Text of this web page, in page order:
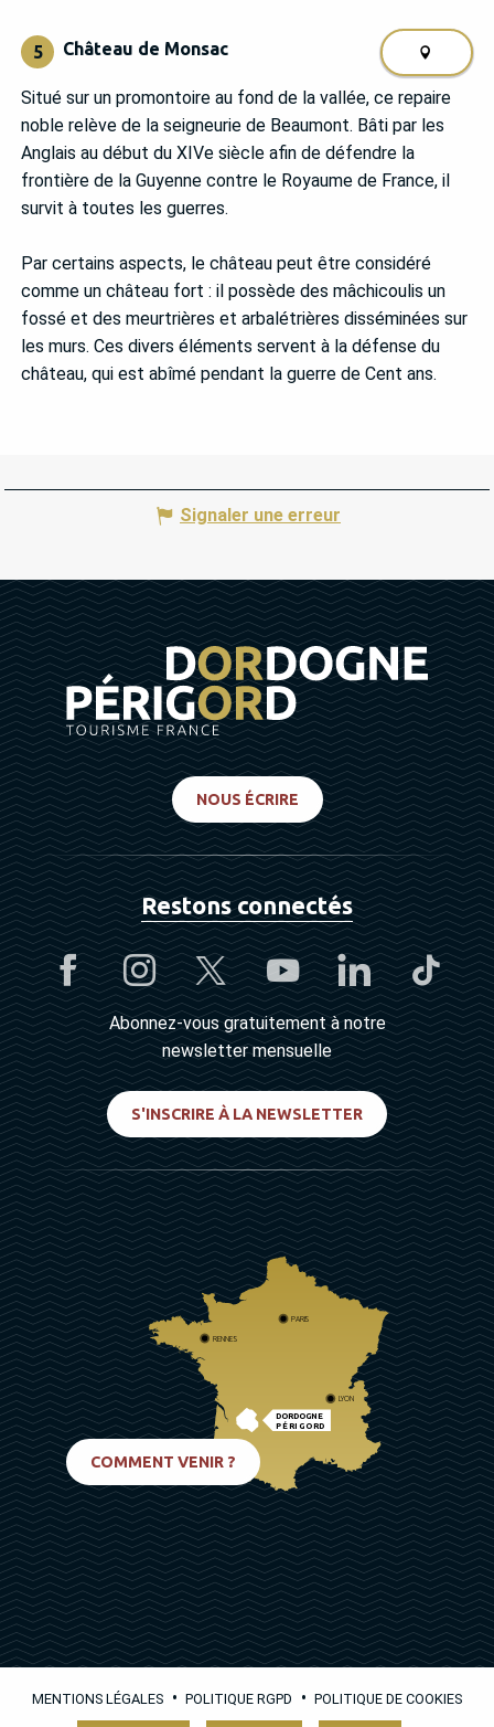
5 Château de Monsac
Situé sur un promontoire au fond de la vallée, ce repaire
noble relève de la seigneurie de Beaumont. Bâti par les
Anglais au début du XIVe siècle afin de défendre la
frontière de la Guyenne contre le Royaume de France, il
survit à toutes les guerres.
Par certains aspects, le château peut être considéré
comme un château fort : il possède des mâchicoulis un
fossé et des meurtrières et arbalétrières disséminées sur
les murs. Ces divers éléments servent à la défense du
château, qui est abîmé pendant la guerre de Cent ans.
Signaler une erreur
NOUS ÉCRIRE
Restons connectés
Abonnez-vous gratuitement à notre
newsletter mensuelle
S'INSCRIRE À LA NEWSLETTER
DORDOGNE
PÉRIGORD
PARIS
RENNES
LYON
COMMENT VENIR ?
MENTIONS LÉGALES • POLITIQUE RGPD • POLITIQUE DE COOKIES